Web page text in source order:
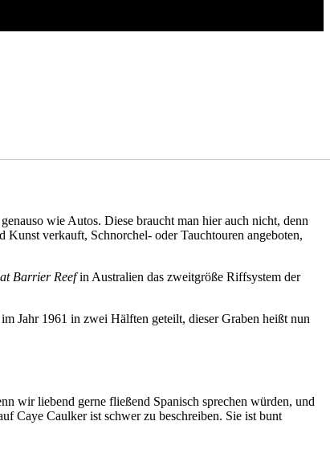
wie Autos. Diese braucht man hier auch nicht, denn
verkauft, Schnorchel- oder Tauchtouren angeboten,
Barrier Reefin Australien das zweitgröße Riffsystem der
Jahr 1961 in zwei Hälften geteilt, dieser Graben heißt nun
wir liebend gerne fließend Spanisch sprechen würden, und
Caye Caulker ist schwer zu beschreiben. Sie ist bunt